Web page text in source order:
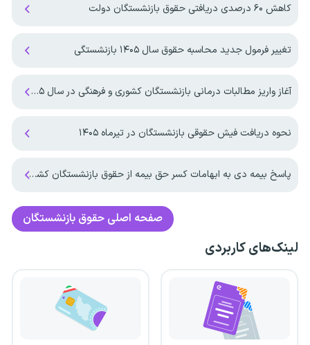
کاهش ۶۰ درصدی دریافتی حقوق بازنشستگان دولت
تغییر فرمول جدید محاسبه حقوق سال ۱۴۰۵ بازنشستگی
آغاز واریز مطالبات درمانی بازنشستگان کشوری و فرهنگی در سال ۱۴۰۵
نحوه دریافت فیش حقوقی بازنشستگان در تیرماه ۱۴۰۵
پاسخ بیمه دی به ابهامات کسر حق بیمه از حقوق بازنشستگان کشوری
صفحه اصلی حقوق بازنشستگان
لینک‌های کاربردی